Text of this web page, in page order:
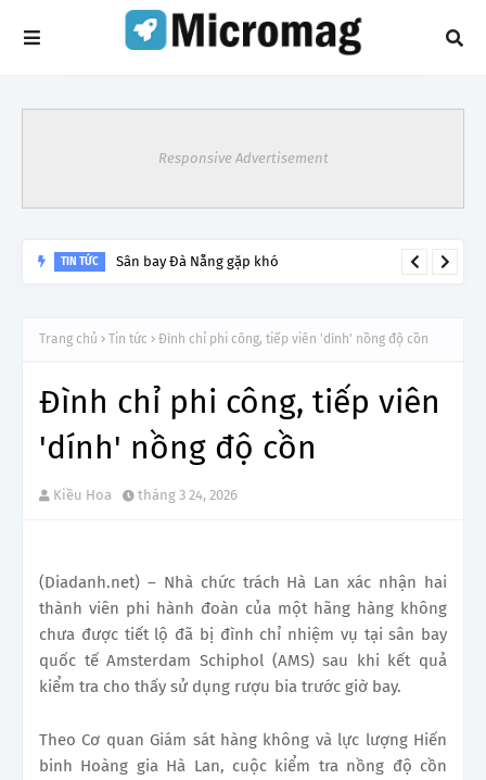
Responsive Advertisement
Trang chủ Tin tức Đình chỉ phi công, tiếp viên 'dính' nồng độ cồn
Đình chỉ phi công, tiếp viên
'dính' nồng độ cồn
Kiều Hoa tháng 3 24, 2026
(Diadanh.net) – Nhà chức trách Hà Lan xác nhận hai
thành viên phi hành đoàn của một hãng hàng không
chưa được tiết lộ đã bị đình chỉ nhiệm vụ tại sân bay
quốc tế Amsterdam Schiphol (AMS) sau khi kết quả
kiểm tra cho thấy sử dụng rượu bia trước giờ bay.
Theo Cơ quan Giám sát hàng không và lực lượng Hiến
binh Hoàng gia Hà Lan, cuộc kiểm tra nồng độ cồn